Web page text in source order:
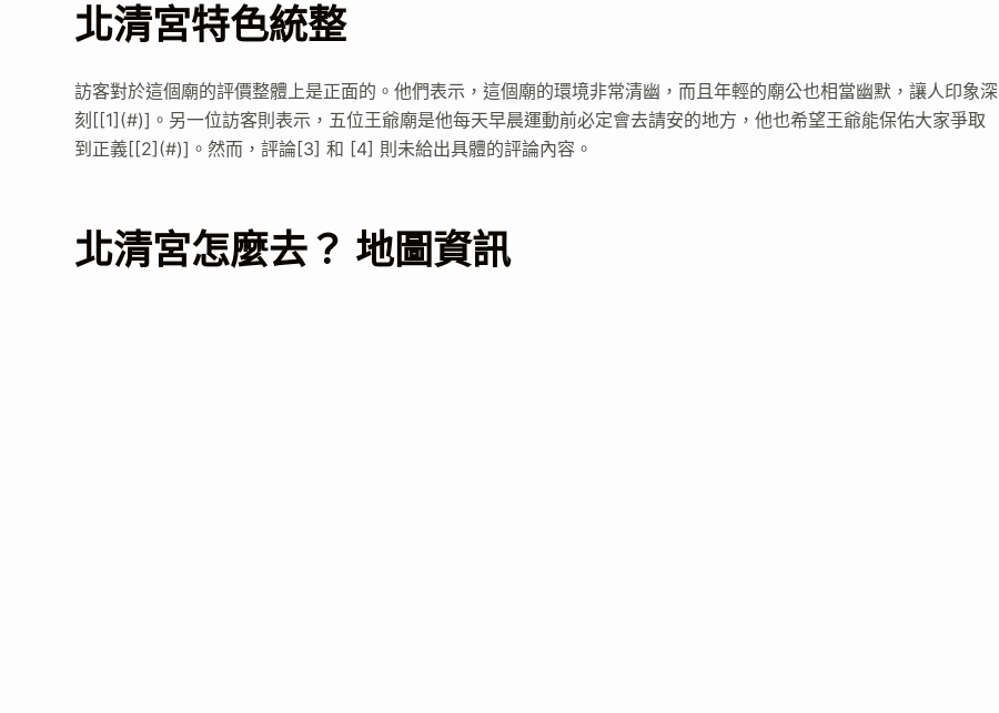
北清宮特色統整
訪客對於這個廟的評價整體上是正面的。他們表示，這個廟的環境非常清幽，而且年輕的廟公也相當幽默，讓人印象深
刻[[1](#)]。另一位訪客則表示，五位王爺廟是他每天早晨運動前必定會去請安的地方，他也希望王爺能保佑大家爭取
到正義[[2](#)]。然而，評論[3] 和 [4] 則未給出具體的評論內容。
北清宮怎麼去？ 地圖資訊